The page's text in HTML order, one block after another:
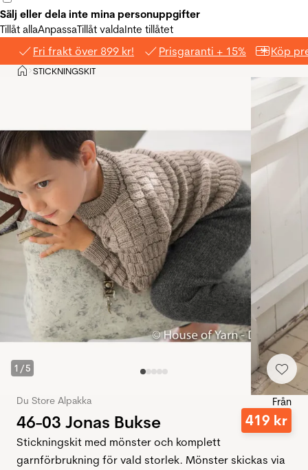
Sälj eller dela inte mina personuppgifter
Tillåt allaAnpassaTillåt valdaInte tillåtet
Fri frakt över 899 kr! Prisgaranti + 15% Köp
Hem
>STICKNINGSKIT
1 /5
Du Store Alpakka
46-03 Jonas Bukse
Från
419 kr
Stickningskit med mönster och komplett
garnförbrukning för vald storlek. Mönster skickas via